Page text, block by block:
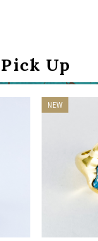
Pick Up